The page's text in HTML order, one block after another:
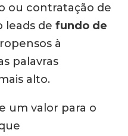
ou contratação de
leads de fundo de
à
palavras
alto.
um valor para o